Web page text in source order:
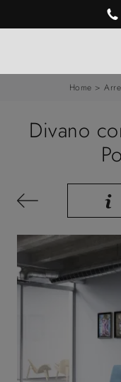
Home >
Divano